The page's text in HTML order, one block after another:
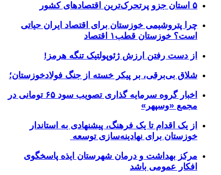
۵ استان جزو پرتحرک‌ترین اقتصاد‌های کشور
چرا پتروشیمی خوزستان برای اقتصاد ایران حیاتی
است؟ خوزستان قطب۱ اقتصاد
از دست رفتن ارزش ژئوپولتیک تنگه هرمز!
شلاق‌ بی‌برقی، بر پیکر خسته‌ از جنگ فولادخوزستان؛
اخبار گروه سرمایه گذاری تصویب سود ۶۵ تومانی در
مجمع «وسپهر»
از یک اقدام تا یک فرهنگ، پیشنهادی به استاندار
خوزستان برای نهادینه‌سازی توسعه
مرکز بهداشت و درمان شهرستان ایذه پاسخگوی
افکار عمومی باشد